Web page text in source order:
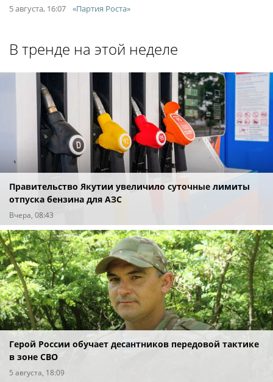
5 августа, 16:07 «Партия Роста»
В тренде на этой неделе
Правительство Якутии увеличило суточные лимиты
отпуска бензина для АЗС
Вчера, 08:43
Герой России обучает десантников передовой тактике
в зоне СВО
5 августа, 18:09